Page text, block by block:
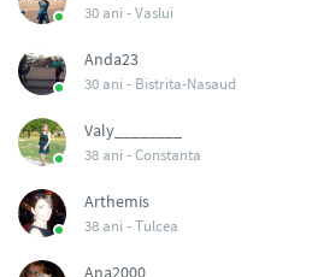
30 ani -Vaslui
Anda23
30 ani - Bistrita-Nasaud
Valy________
38 ani -Constanta
Arthemis
38 ani -Tulcea
Ana2000